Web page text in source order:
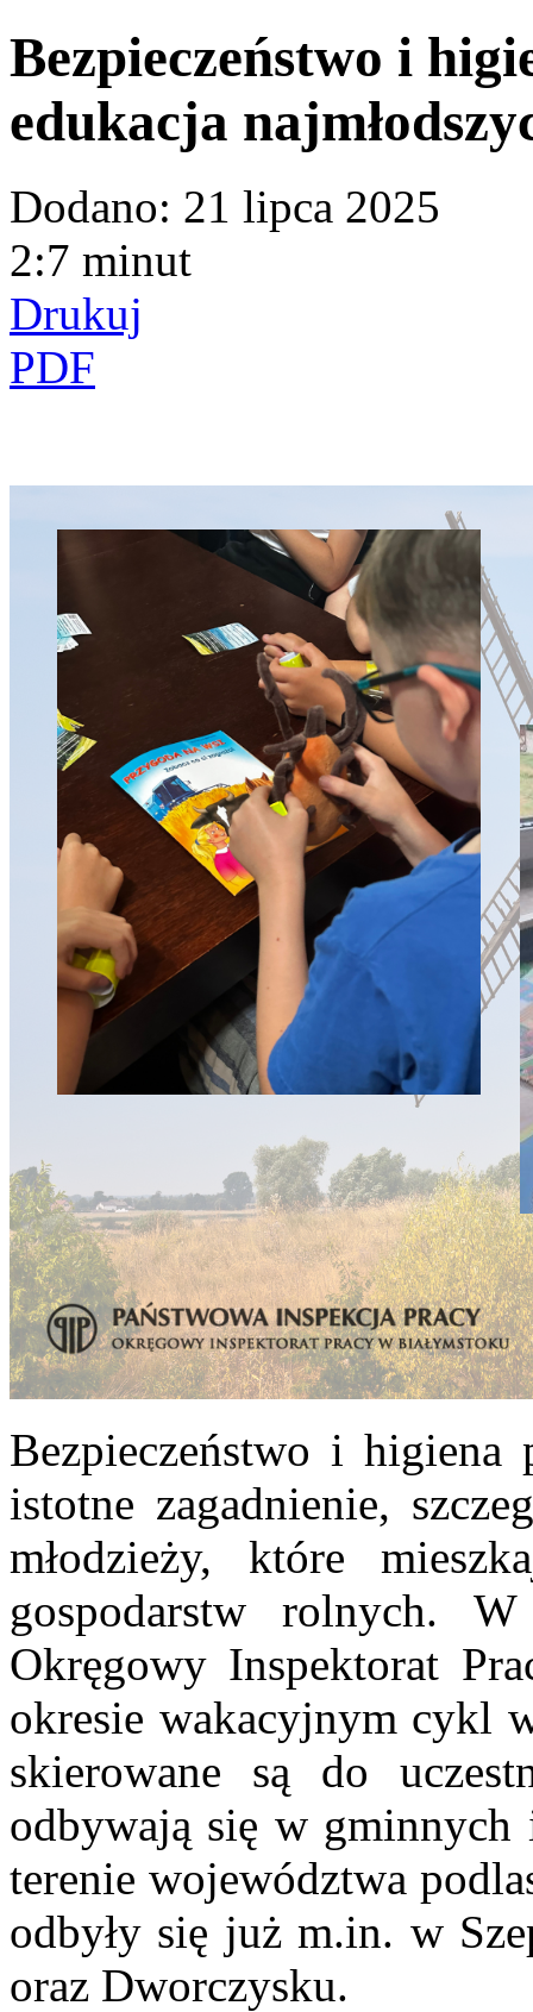
Bezpieczeństwo i
edukacja
Dodano: 21 lipca 2025
2:7 minut
Drukuj
PDF
Bezpieczeństwo i
istotne zagadnienie,
młodzieży, które
gospodarstw rolnych.
Okręgowy Inspektorat
okresie wakacyjnym cykl
skierowane są do
odbywają się w
terenie województwa
odbyły się już m.in. w
oraz Dworczysku.